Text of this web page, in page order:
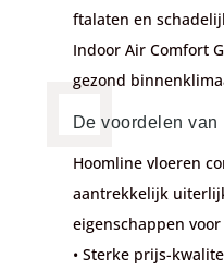
ftalaten en
Indoor Air Comfort
gezond
De voordelen
Hoomline vloeren
aantrekkelijk
eigenschappen
• Sterke prijs-